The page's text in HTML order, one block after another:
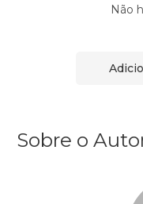
Não
Sobre o